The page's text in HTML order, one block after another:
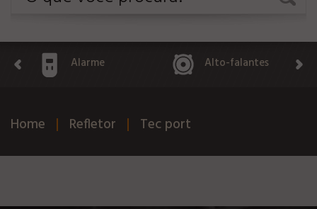
Alarme Alto-falantes
Home Refletor Tec port